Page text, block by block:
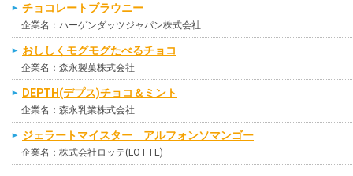
チョコレートブラウニー
企業名：ハーゲンダッツジャパン株式会社
おししくモグモグたべるチョコ
企業名：森永製菓株式会社
DEPTH(デプス)チョコ＆ミント
企業名：森永乳業株式会社
ジェラートマイスター アルフォンソマンゴー
企業名：株式会社ロッテ(LOTTE)